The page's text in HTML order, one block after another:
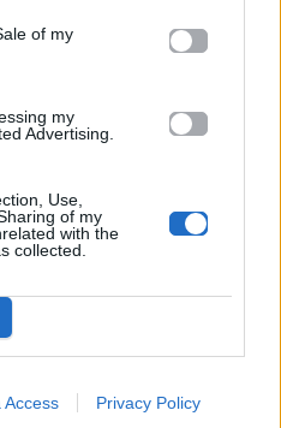
of my
my
Advertising.
Use,
of my
with the
collected.
Access Privacy Policy
υποτροφιών
AKTOR4TheFuture
Μεταφορικό μέσο ή
«παγίδα» θανάτου;